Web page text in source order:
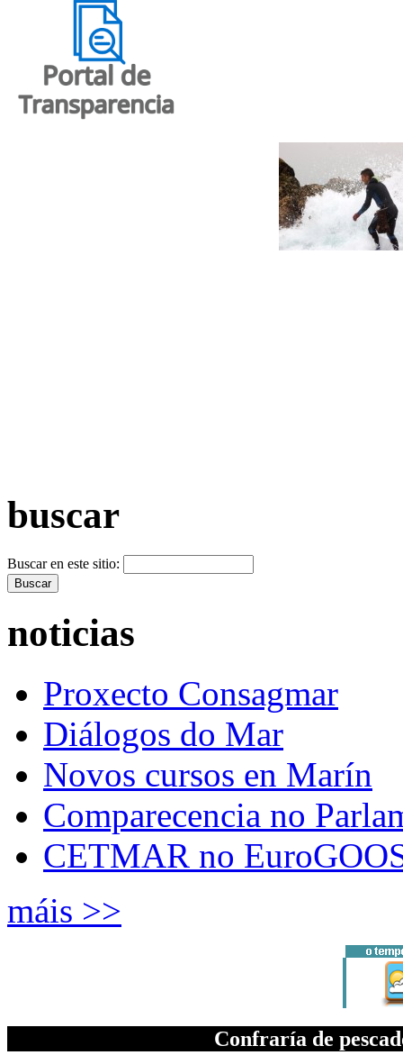
buscar
Buscar en este sitio:
noticias
Proxecto Consagmar
Diálogos do Mar
Novos cursos en Marín
Comparecencia no
CETMAR no
máis >>
Confraría de